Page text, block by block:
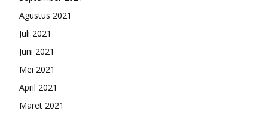
Agustus 2021
Juli 2021
Juni 2021
Mei 2021
April 2021
Maret 2021